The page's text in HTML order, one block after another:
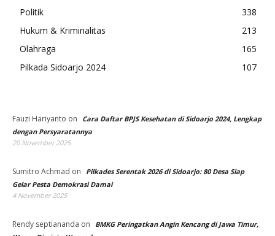
Politik
338
Hukum & Kriminalitas
213
Olahraga
165
Pilkada Sidoarjo 2024
107
Fauzi Hariyanto on
Cara Daftar BPJS Kesehatan di Sidoarjo 2024, Lengkap
dengan Persyaratannya
20 November 2025
Sumitro Achmad on
Pilkades Serentak 2026 di Sidoarjo: 80 Desa Siap
Gelar Pesta Demokrasi Damai
4 November 2025
Rendy septiananda on
BMKG Peringatkan Angin Kencang di Jawa Timur,